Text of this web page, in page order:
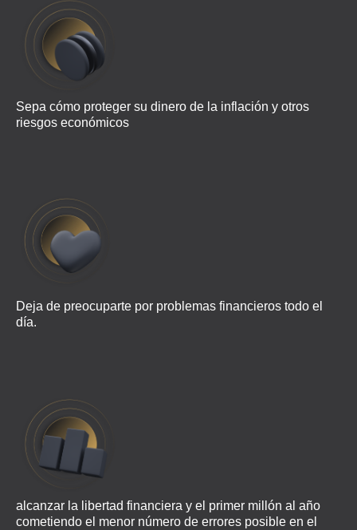
Sepa cómo proteger su dinero de la inflación y otros
riesgos económicos
Deja de preocuparte por problemas financieros todo el
día.
alcanzar la libertad financiera y el primer millón al año
cometiendo el menor número de errores posible en el